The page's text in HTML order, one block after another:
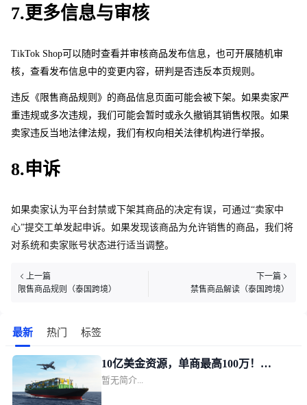
7.更多信息与审核
TikTok Shop可以随时查看并审核商品发布信息，也可开展随机审
核，查看发布信息中的变更内容，研判是否违反本页规则。
违反《限售商品规则》的商品信息页面可能会被下架。如果卖家严
重违规或多次违规，我们可能会暂时或永久撤销其销售权限。如果
卖家违反当地法律法规，我们有权向相关法律机构进行举报。
8.申诉
如果卖家认为平台封禁或下架其商品的决定有误，可通过“卖家中
心”提交工单发起申诉。如果发现该商品为允许销售的商品，我们将
对系统和卖家账号状态进行适当调整。
上一篇
限售商品规则（泰国跨境）
下一篇
禁售商品解读（泰国跨境）
最新 热门 标签
10亿美金资源，单商最高100万！
TikTok Shop美区POP发布新锐跨境商
暂无简介...